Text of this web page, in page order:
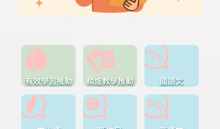
有效學習推動 精進教學推動 國語文